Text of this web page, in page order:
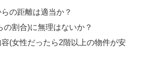
の距離は適当か？
の割合)に無理はないか？
(女性だったら2階以上の物件が安